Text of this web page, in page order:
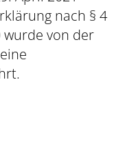
nach § 4
wurde von der